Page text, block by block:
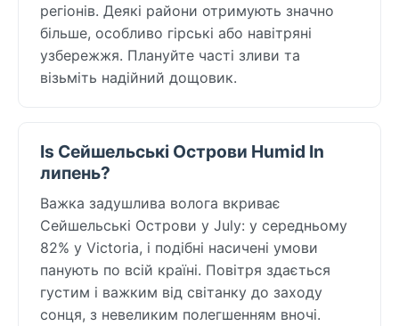
регіонів. Деякі райони отримують значно
більше, особливо гірські або навітряні
узбережжя. Плануйте часті зливи та
візьміть надійний дощовик.
Is Сейшельські Острови Humid In
липень?
Важка задушлива волога вкриває
Сейшельські Острови у July: у середньому
82% у Victoria, і подібні насичені умови
панують по всій країні. Повітря здається
густим і важким від світанку до заходу
сонця, з невеликим полегшенням вночі.